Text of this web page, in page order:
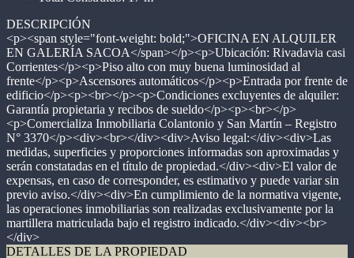
DESCRIPCIÓN
<p><span style="font-weight: bold;">OFICINA EN ALQUILER
EN GALERÍA SACOA</span></p><p>Ubicación: Rivadavia casi
Corrientes</p><p>Piso alto con muy buena luminosidad al
frente</p><p>Ascensores automáticos</p><p>Entrada por frente de
edificio</p><p><br></p><p>Condiciones excluyentes de alquiler:
Garantía propietaria y recibos de sueldo</p><p><br></p>
<p>Comercializa Inmobiliaria Colantonio y San Martín – Registro
N° 3370</p><div><br></div><div>Aviso legal:</div><div>Las
medidas, superficies y proporciones informadas son aproximadas y
serán constatadas en el título de propiedad.</div><div>El valor de
expensas, en caso de corresponder, es estimativo y puede variar sin
previo aviso.</div><div>En cumplimiento de la normativa vigente,
las operaciones inmobiliarias son realizadas exclusivamente por la
martillera matriculada bajo el registro indicado.</div><div><br>
</div>
DETALLES DE LA PROPIEDAD